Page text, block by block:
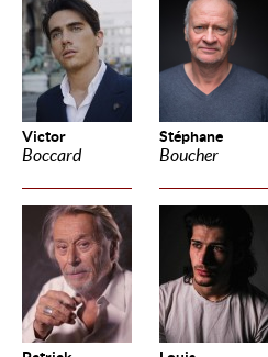
Victor
Boccard
Stéphane
Boucher